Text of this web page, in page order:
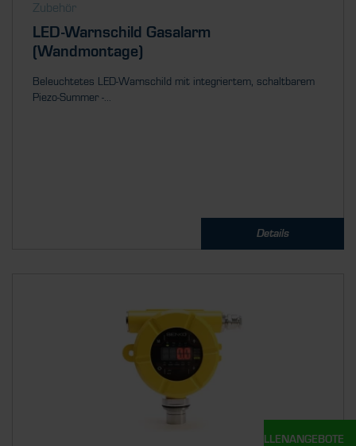
Zubehör
LED-Warnschild Gasalarm
(Wandmontage)
Beleuchtetes LED-Warnschild mit integriertem, schaltbarem
Piezo-Summer -...
Details
UNSERE STELLENANGEBOTE